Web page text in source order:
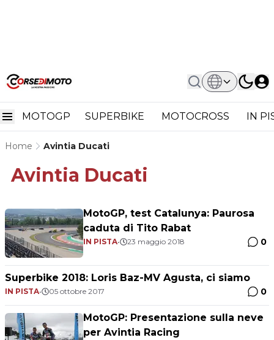
MOTOGP SUPERBIKE MOTOCROSS IN
Home Avintia Ducati
Avintia Ducati
MotoGP, test Catalunya: Paurosa
caduta di Tito Rabat
IN PISTA• 23 maggio 2018 0
Superbike 2018: Loris Baz-MV Agusta, ci siamo
IN PISTA• 05 ottobre 2017 0
MotoGP: Presentazione sulla neve
per Avintia Racing